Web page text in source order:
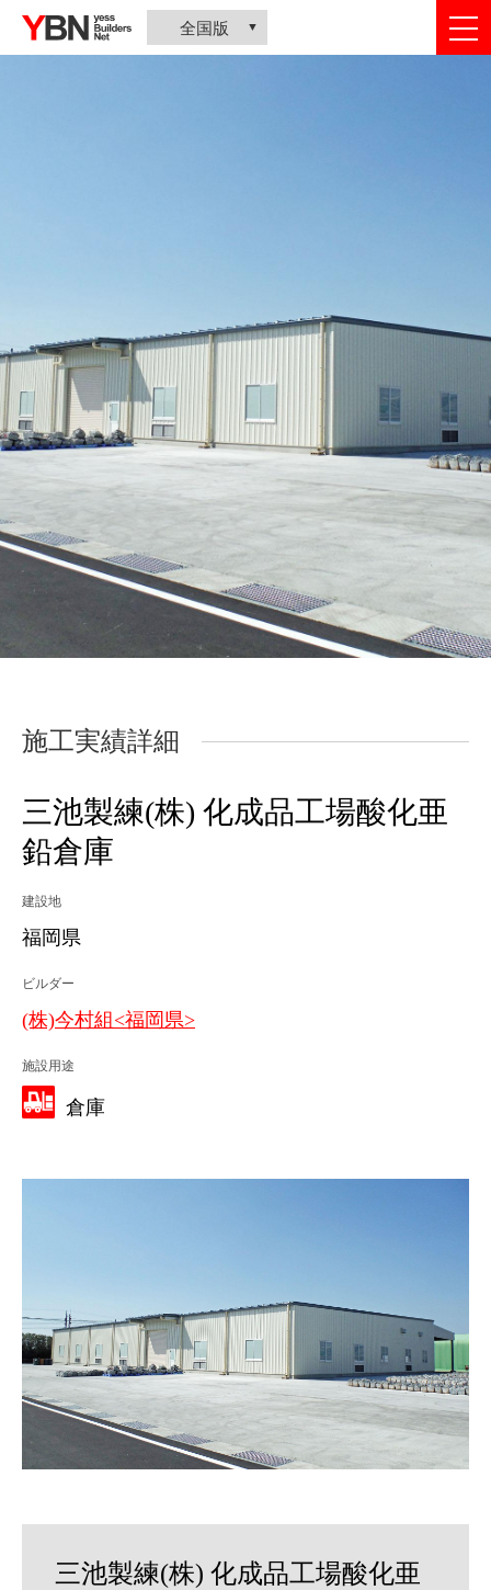
全国版
施工実績詳細
三池製練(株) 化成品工場酸化亜
鉛倉庫
建設地
福岡県
ビルダー
(株)今村組<福岡県>
施設用途
倉庫
三池製練(株) 化成品工場酸化亜